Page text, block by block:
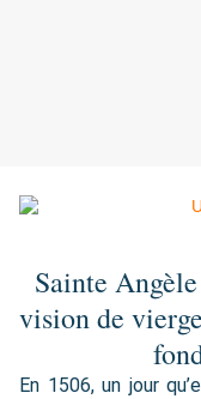
Sainte
vision de
En 1506, un jour